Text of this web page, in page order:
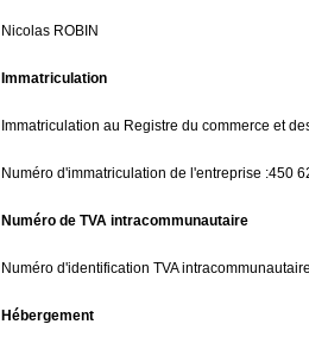
Nicolas ROBIN
Immatriculation
Immatriculation au Registre du commerce et
Numéro d'immatriculation de l'entreprise :450
Numéro de TVA intracommunautaire
Numéro d'identification TVA
Hébergement